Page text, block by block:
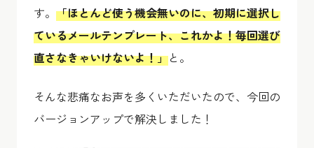
す。 「ほとんど使う機会無いのに、初期に選択し
ているメールテンプレート、これかよ！毎回選び
直さなきゃいけないよ！」と。
そんな悲痛なお声を多くいただいたので、今回の
バージョンアップで解決しました！